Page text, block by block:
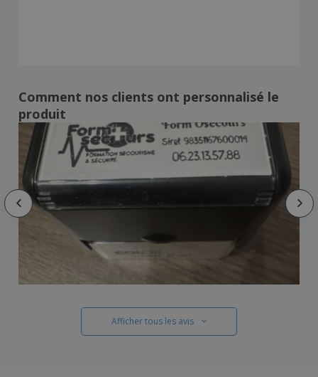
Comment nos clients ont personnalisé le
produit
Afficher tous les avis